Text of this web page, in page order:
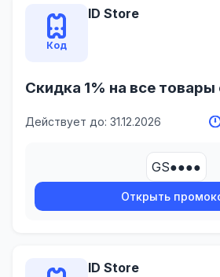
Код
ID Store
Скидка 1% на все
Действует до: 31.12.2026
GS●●●●
Открыть
ID Store